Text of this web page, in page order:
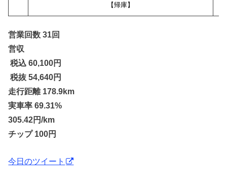
【帰庫】
営業回数 31回
営収
税込 60,100円
税抜 54,640円
走行距離 178.9km
実車率 69.31%
305.42円/km
チップ 100円
今日のツイート